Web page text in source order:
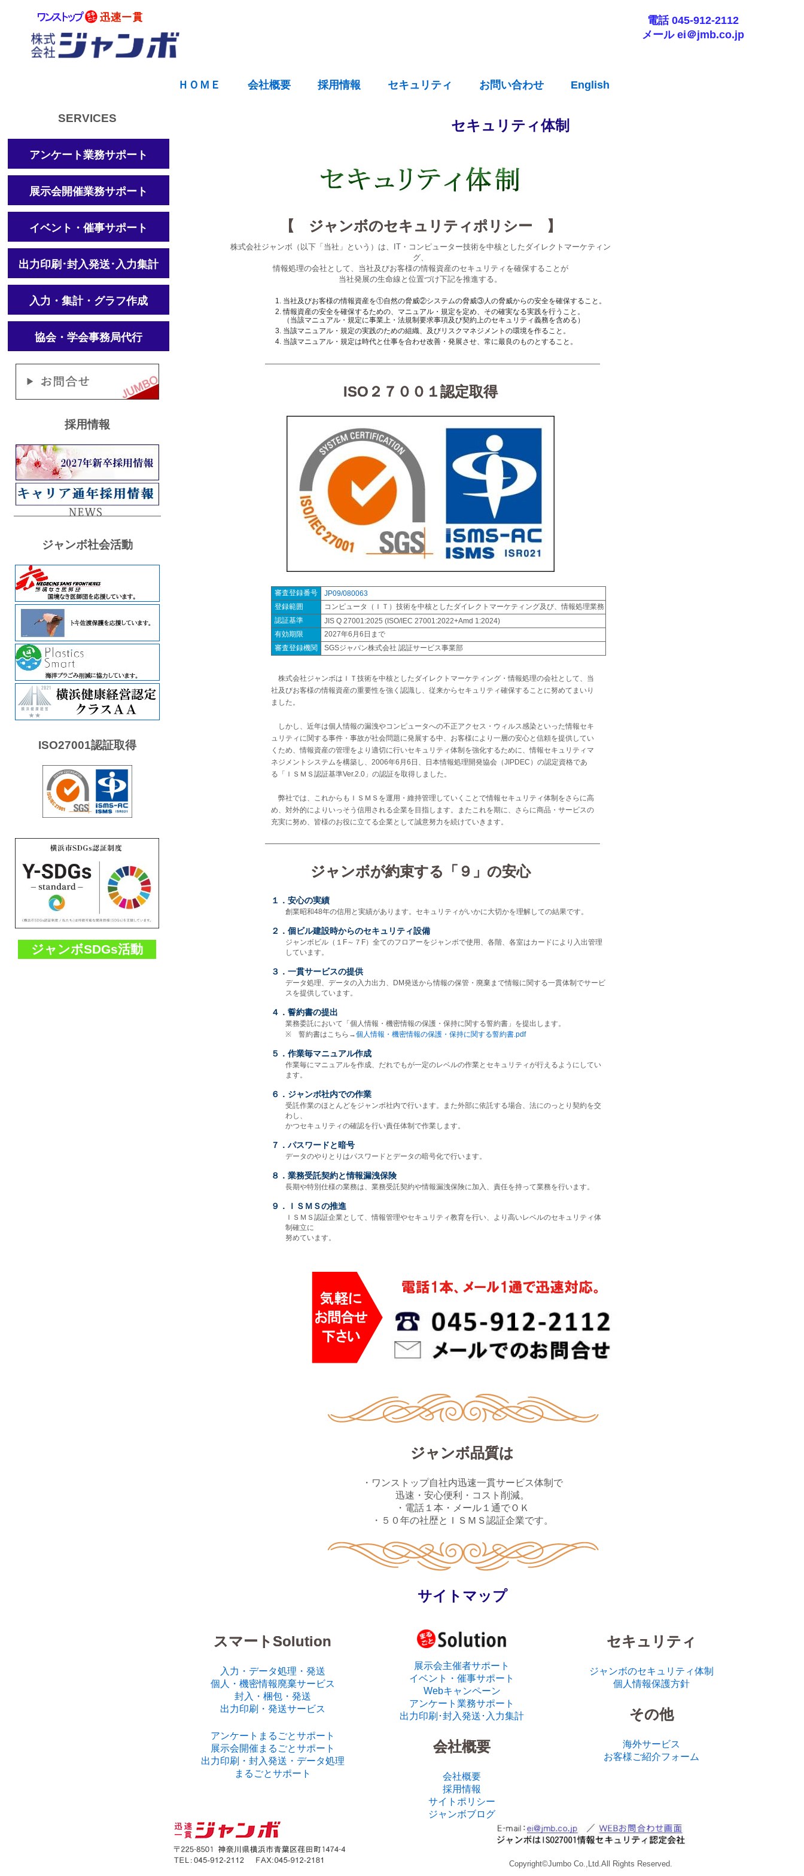
電話 045-912-2112
メール ei＠jmb.co.jp
ＨＯＭＥ 会社概要 採用情報 セキュリティ お問い合わせ English
セキュリティ体制
【 ジャンボのセキュリティポリシー 】
株式会社ジャンボ（以下「当社」という）は、IT・コンピューター技術を中核としたダイレクトマーケティン
グ、
情報処理の会社として、当社及びお客様の情報資産のセキュリティを確保することが
当社発展の生命線と位置づけ下記を推進する。
当社及びお客様の情報資産を①自然の脅威②システムの脅威③人の脅威からの安全を確保すること。
情報資産の安全を確保するための、マニュアル・規定を定め、その確実なる実践を行うこと。
（当該マニュアル・規定に事業上・法規制要求事項及び契約上のセキュリティ義務を含める）
当該マニュアル・規定の実践のための組織、及びリスクマネジメントの環境を作ること。
当該マニュアル・規定は時代と仕事を合わせ改善・発展させ、常に最良のものとすること。
ISO２７００１認定取得
審査登録番号
JP09/080063
登録範囲
コンピュータ（ＩＴ）技術を中核としたダイレクトマーケティング及び、情報処理業務
認証基準
JIS Q 27001:2025 (ISO/IEC 27001:2022+Amd 1:2024)
有効期限
2027年6月6日まで
審査登録機関
SGSジャパン株式会社 認証サービス事業部
株式会社ジャンボはＩＴ技術を中核としたダイレクトマーケティング・情報処理の会社として、当
社及びお客様の情報資産の重要性を強く認識し、従来からセキュリティ確保することに努めてまいり
ました。
しかし、近年は個人情報の漏洩やコンピュータへの不正アクセス・ウィルス感染といった情報セキ
ュリティに関する事件・事故が社会問題に発展する中、お客様により一層の安心と信頼を提供してい
くため、情報資産の管理をより適切に行いセキュリティ体制を強化するために、情報セキュリティマ
ネジメントシステムを構築し、2006年6月6日、日本情報処理開発協会（JIPDEC）の認定資格であ
る「ＩＳＭＳ認証基準Ver.2.0」の認証を取得しました。
弊社では、これからもＩＳＭＳを運用・維持管理していくことで情報セキュリティ体制をさらに高
め、対外的によりいっそう信用される企業を目指します。またこれを期に、さらに商品・サービスの
充実に努め、皆様のお役に立てる企業として誠意努力を続けていきます。
ジャンボが約束する「９」の安心
１．安心の実績
創業昭和48年の信用と実績があります。セキュリティがいかに大切かを理解しての結果です。
２．個ビル建設時からのセキュリティ設備
ジャンボビル（１F～７F）全てのフロアーをジャンボで使用、各階、各室はカードにより入出管理
しています。
３．一貫サービスの提供
データ処理、データの入力出力、DM発送から情報の保管・廃棄まで情報に関する一貫体制でサービ
スを提供しています。
４．誓約書の提出
業務委託において「個人情報・機密情報の保護・保持に関する誓約書」を提出します。
※ 誓約書はこちら→個人情報・機密情報の保護・保持に関する誓約書.pdf
５．作業毎マニュアル作成
作業毎にマニュアルを作成、だれでもが一定のレベルの作業とセキュリティが行えるようにしてい
ます。
６．ジャンボ社内での作業
受託作業のほとんどをジャンボ社内で行います。また外部に依託する場合、法にのっとり契約を交
わし、
かつセキュリティの確認を行い責任体制で作業します。
７．パスワードと暗号
データのやりとりはパスワードとデータの暗号化で行います。
８．業務受託契約と情報漏洩保険
長期や特別仕様の業務は、業務受託契約や情報漏洩保険に加入、責任を持って業務を行います。
９．ＩＳＭＳの推進
ＩＳＭＳ認証企業として、情報管理やセキュリティ教育を行い、より高いレベルのセキュリティ体
制確立に
努めています。
SERVICES
アンケート業務サポート
展示会開催業務サポート
イベント・催事サポート
出力印刷･封入発送･入力集計
入力・集計・グラフ作成
協会・学会事務局代行
採用情報
ジャンボ社会活動
ISO27001認証取得
ジャンボSDGs活動
ジャンボ品質は
・ワンストップ自社内迅速一貫サービス体制で
迅速・安心便利・コスト削減。
・電話１本・メール１通でＯＫ
・５０年の社歴とＩＳＭＳ認証企業です。
サイトマップ
スマートSolution
入力・データ処理・発送
個人・機密情報廃棄サービス
封入・梱包・発送
出力印刷・発送サービス
アンケートまるごとサポート
展示会開催まるごとサポート
出力印刷・封入発送・データ処理
まるごとサポート
展示会主催者サポート
イベント・催事サポート
Webキャンペーン
アンケート業務サポート
出力印刷･封入発送･入力集計
会社概要
会社概要
採用情報
サイトポリシー
ジャンボブログ
セキュリティ
ジャンボのセキュリティ体制
個人情報保護方針
その他
海外サービス
お客様ご紹介フォーム
Copyright©Jumbo Co.,Ltd.All Rights Reserved.